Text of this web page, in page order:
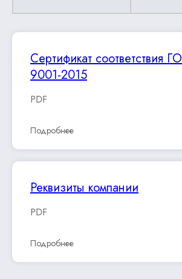
Сертификат соответствия
9001-2015
PDF
Подробнее
Реквизиты компании
PDF
Подробнее